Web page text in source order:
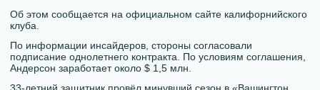
Об этом сообщается на официальном сайте калифорнийского
клуба.
По информации инсайдеров, стороны согласовали
подписание однолетнего контракта. По условиям соглашения,
Андерсон заработает около $ 1,5 млн.
33-летний защитник провёл минувший сезон в «Вашингтон